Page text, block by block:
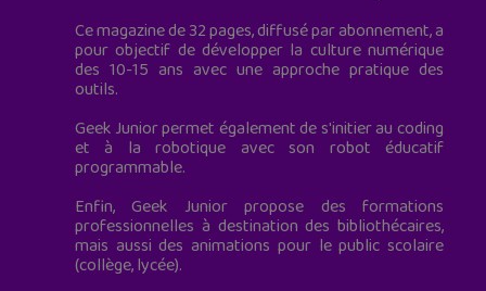
Ce magazine de 32 pages, diffusé par abonnement, a
pour objectif de développer la culture numérique
des 10-15 ans avec une approche pratique des
outils.
Geek Junior permet également de s'initier au coding
et à la robotique avec son robot éducatif
programmable.
Enfin, Geek Junior propose des formations
professionnelles à destination des bibliothécaires,
mais aussi des animations pour le public scolaire
(collège, lycée).